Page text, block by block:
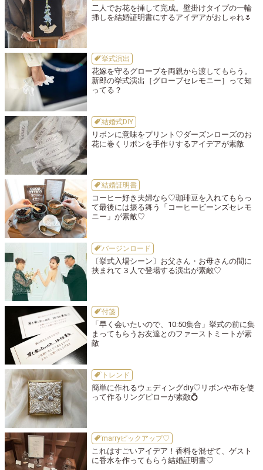
二人でお花を挿して完成。壁掛けタイプの一輪
挿しを結婚証明書にするアイデアがおしゃれ🌷
挙式演出
花嫁を守るグローブを両親から渡してもらう。
新郎の挙式演出［グローブセレモニー］って知
ってる？
結婚式DIY
リボンに意味をプリント♡ダーズンローズのお
花に巻くリボンを手作りするアイデアが素敵
結婚証明書
コーヒー好き夫婦なら♡珈琲豆を入れてもらっ
て最後には振る舞う「コーヒービーンズセレモ
ニー」が素敵♡
バージンロード
〔挙式入場シーン〕お父さん・お母さんの間に
挟まれて３人で登場する演出が素敵♡
付箋
「早く会いたいので、10:50集合」挙式の前に集
まってもらうお友達とのファーストミートが素
敵
トレンド
簡単に作れるウェディングdiy♡リボンや布を使
って作るリングピローが素敵💍
marryピックアップ♡
これはすごいアイデア！香料を混ぜて、ゲスト
に香水を作ってもらう結婚証明書♡